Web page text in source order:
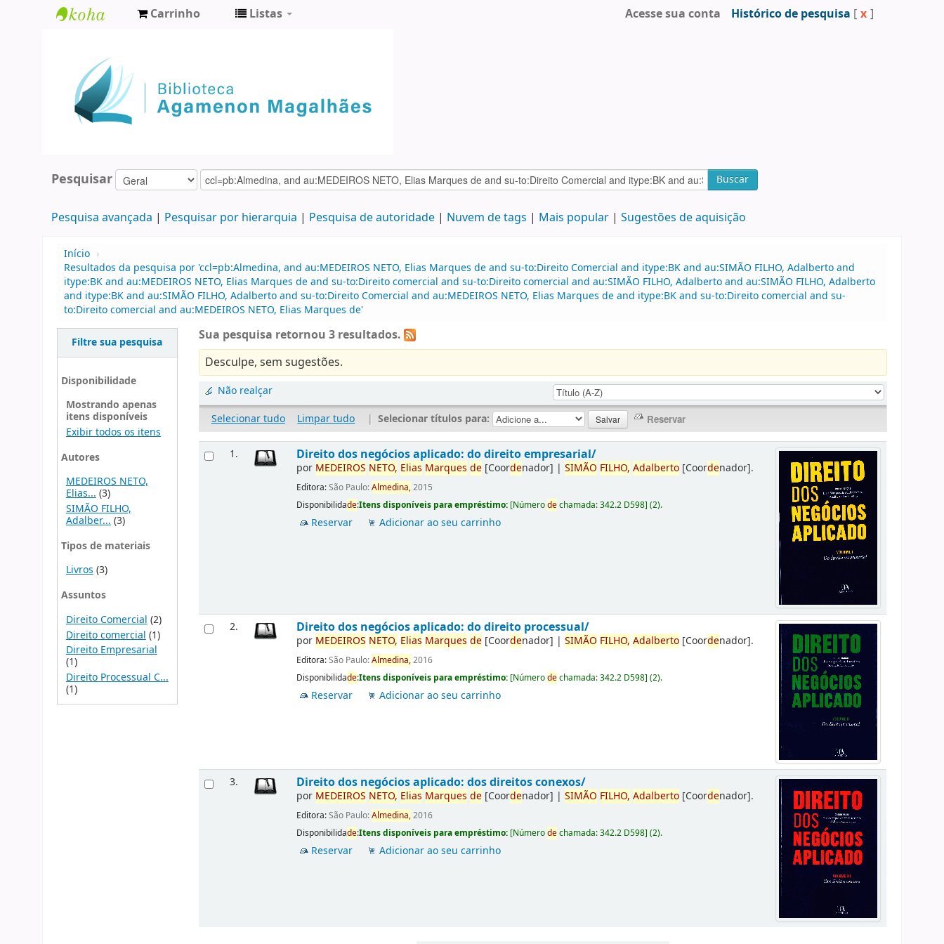
Agamenon
Magalhães
Carrinho Listas Acesse sua conta Histórico de pesquisa [ x ]
Pesquisar Buscar
Pesquisa avançada Pesquisar por hierarquia Pesquisa de autoridade Nuvem de tags Mais popular Sugestões de aquisição
Início ›
Resultados da pesquisa por 'ccl=pb:Almedina, and au:MEDEIROS NETO, Elias Marques de and su-to:Direito Comercial and itype:BK and au:SIMÃO FILHO, Adalberto and
itype:BK and au:MEDEIROS NETO, Elias Marques de and su-to:Direito comercial and su-to:Direito comercial and au:SIMÃO FILHO, Adalberto and au:SIMÃO FILHO, Adalberto
and itype:BK and au:SIMÃO FILHO, Adalberto and su-to:Direito Comercial and au:MEDEIROS NETO, Elias Marques de and itype:BK and su-to:Direito comercial and su-
to:Direito comercial and au:MEDEIROS NETO, Elias Marques de'
Filtre sua pesquisa
Disponibilidade
Mostrando apenas
itens disponíveis
Exibir todos os itens
Autores
MEDEIROS NETO,
Elias...(3)
SIMÃO FILHO,
Adalber... (3)
Tipos de materiais
Livros(3)
Assuntos
Direito Comercial (2)
Direito comercial (1)
Direito Empresarial
(1)
Direito Processual C...
(1)
Sua pesquisa retornou 3 resultados.
Desculpe, sem sugestões.
Não realçar
Selecionar tudo
Limpar tudo | Selecionar títulos para:
1. Direito dos negócios aplicado: do direito empresarial/
por MEDEIROS NETO, Elias Marques de [Coordenador] |SIMÃO FILHO, Adalberto [Coordenador].
Editora:São Paulo:Almedina,2015
Disponibilidade:Itens disponíveis para empréstimo: [Númerodechamada:342.2 D598](2).
Reservar Adicionar ao seu carrinho
2. Direito dos negócios aplicado: do direito processual/
por MEDEIROS NETO, Elias Marques de [Coordenador] |SIMÃO FILHO, Adalberto [Coordenador].
Editora:São Paulo:Almedina,2016
Disponibilidade:Itens disponíveis para empréstimo: [Númerodechamada:342.2 D598](2).
Reservar Adicionar ao seu carrinho
3. Direito dos negócios aplicado: dos direitos conexos/
por MEDEIROS NETO, Elias Marques de [Coordenador] |SIMÃO FILHO, Adalberto [Coordenador].
Editora:São Paulo:Almedina,2016
Disponibilidade:Itens disponíveis para empréstimo: [Númerodechamada:342.2 D598](2).
Reservar Adicionar ao seu carrinho